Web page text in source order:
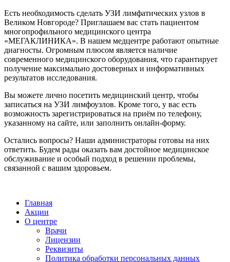
Есть необходимость сделать УЗИ лимфатических узлов в
Великом Новгороде? Приглашаем вас стать пациентом
многопрофильного медицинского центра
«МЕГАКЛИНИКА». В нашем медцентре работают опытные
диагносты. Огромным плюсом является наличие
современного медицинского оборудования, что гарантирует
получение максимально достоверных и информативных
результатов исследования.
Вы можете лично посетить медицинский центр, чтобы
записаться на УЗИ лимфоузлов. Кроме того, у вас есть
возможность зарегистрироваться на приём по телефону,
указанному на сайте, или заполнить онлайн-форму.
Остались вопросы? Наши администраторы готовы на них
ответить. Будем рады оказать вам достойное медицинское
обслуживание и особый подход в решении проблемы,
связанной с вашим здоровьем.
Главная
Акции
О центре
Врачи
Лицензии
Реквизиты
Политика обработки персональных данных